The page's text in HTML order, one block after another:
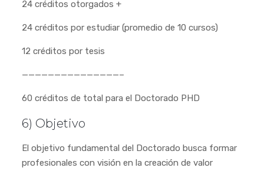
24 créditos otorgados +
24 créditos por estudiar (promedio de 10 cursos)
12 créditos por tesis
———————————————–
60 créditos de total para el Doctorado PHD
6) Objetivo
El objetivo fundamental del Doctorado busca formar
profesionales con visión en la creación de valor